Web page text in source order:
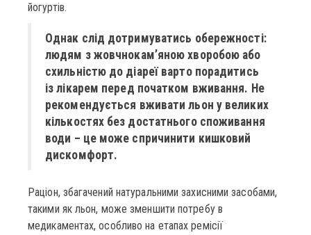
йогуртів.
Однак слід дотримуватись обережності:
людям з жовчнокам’яною хворобою або
схильністю до діареї варто порадитись
із лікарем перед початком вживання. Не
рекомендується вживати льон у великих
кількостях без достатнього споживання
води – це може спричинити кишковий
дискомфорт.
Раціон, збагачений натуральними захисними засобами,
такими як льон, може зменшити потребу в
медикаментах, особливо на етапах ремісії